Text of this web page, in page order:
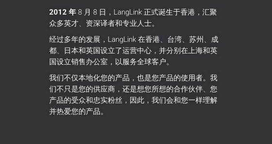
2012 年8 月 8 日，LangLink 正式诞生于香港，汇聚
众多英才、资深译者和专业人士。
经过多年的发展，LangLink 在香港、台湾、苏州、成
都、日本和英国设立了运营中心，并分别在上海和英
国设立销售办公室，以服务全球客户。
我们不仅本地化您的产品，也是您产品的使用者。 我
们不只是您的供应商，还是想您所想的合作伙伴、您
产品的受众和忠实粉丝，因此，我们会和您一样理解
并热爱您的产品。